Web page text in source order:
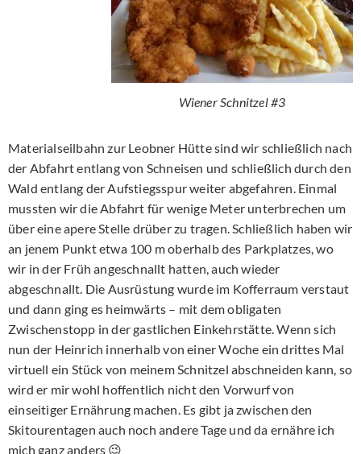
Wiener Schnitzel #3
Materialseilbahn zur Leobner Hütte sind wir schließlich nach
der Abfahrt entlang von Schneisen und schließlich durch den
Wald entlang der Aufstiegsspur weiter abgefahren. Einmal
mussten wir die Abfahrt für wenige Meter unterbrechen um
über eine apere Stelle drüber zu tragen. Schließlich haben wir
an jenem Punkt etwa 100 m oberhalb des Parkplatzes, wo
wir in der Früh angeschnallt hatten, auch wieder
abgeschnallt. Die Ausrüstung wurde im Kofferraum verstaut
und dann ging es heimwärts – mit dem obligaten
Zwischenstopp in der gastlichen Einkehrstätte. Wenn sich
nun der Heinrich innerhalb von einer Woche ein drittes Mal
virtuell ein Stück von meinem Schnitzel abschneiden kann, so
wird er mir wohl hoffentlich nicht den Vorwurf von
einseitiger Ernährung machen. Es gibt ja zwischen den
Skitourentagen auch noch andere Tage und da ernähre ich
mich ganz anders 😉